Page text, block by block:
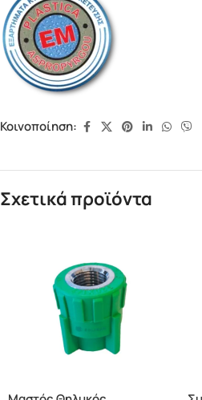
Κοινοποίηση:
Σχετικά προϊόντα